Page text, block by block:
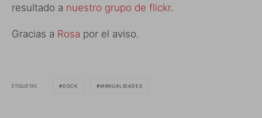
resultado a nuestro grupo de flickr.
Gracias a Rosa por el aviso.
ETIQUETAS DOCK MANUALIDADES